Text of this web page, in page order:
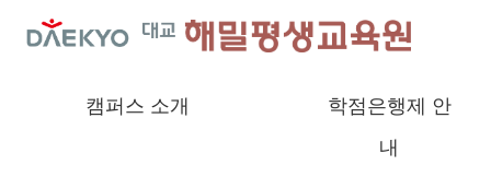
캠퍼스 소개
학점은행제 안
내